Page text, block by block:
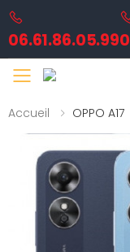
06.61.86.05.99
Toggle
Accueil OPPO A17